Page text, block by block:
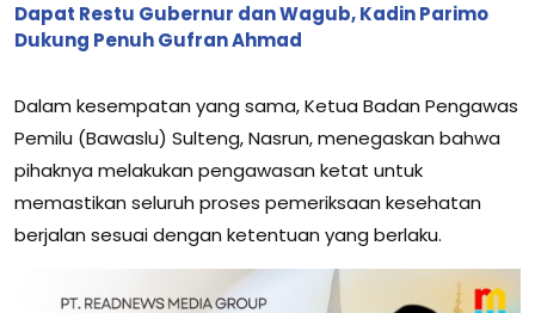
Dapat Restu Gubernur dan Wagub, Kadin Parimo
Dukung Penuh Gufran Ahmad
Dalam kesempatan yang sama, Ketua Badan Pengawas
Pemilu (Bawaslu) Sulteng, Nasrun, menegaskan bahwa
pihaknya melakukan pengawasan ketat untuk
memastikan seluruh proses pemeriksaan kesehatan
berjalan sesuai dengan ketentuan yang berlaku.